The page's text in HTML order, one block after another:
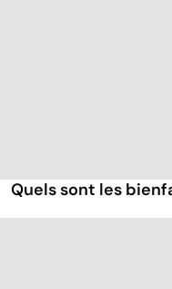
Quels sont les